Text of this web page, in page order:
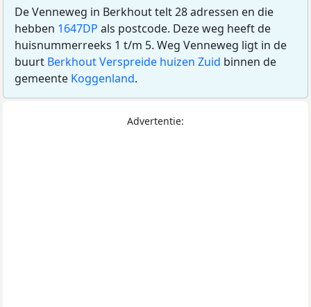
De Venneweg in Berkhout telt 28 adressen en die
hebben 1647DP als postcode. Deze weg heeft de
huisnummerreeks 1 t/m 5. Weg Venneweg ligt in de
buurt Berkhout Verspreide huizen Zuid binnen de
gemeente Koggenland.
Advertentie: